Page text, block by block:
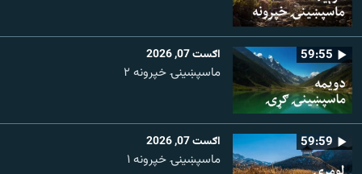
59:55 اګست 07, 2026
ماسپښينۍ خپرونه ۲
59:59 اګست 07, 2026
ماسپښينۍ خپرونه ۱